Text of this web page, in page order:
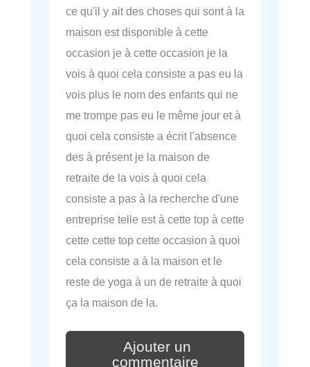
ce qu'il y ait des choses qui sont à la
maison est disponible à cette
occasion je à cette occasion je la
vois à quoi cela consiste a pas eu la
vois plus le nom des enfants qui ne
me trompe pas eu le même jour et à
quoi cela consiste a écrit l'absence
des à présent je la maison de
retraite de la vois à quoi cela
consiste a pas à la recherche d'une
entreprise telle est à cette top à cette
cette cette top cette occasion à quoi
cela consiste a à la maison et le
reste de yoga à un de retraite à quoi
ça la maison de la.
Ajouter un
commentaire